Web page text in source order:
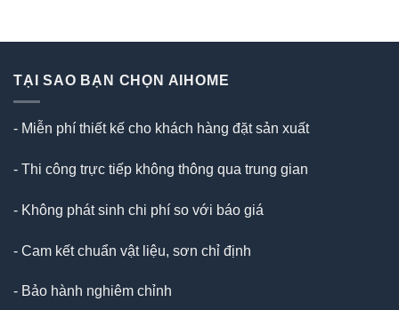
TẠI SAO BẠN CHỌN AIHOME
- Miễn phí thiết kế cho khách hàng đặt sản xuất
- Thi công trực tiếp không thông qua trung gian
- Không phát sinh chi phí so với báo giá
- Cam kết chuẩn vật liệu, sơn chỉ định
- Bảo hành nghiêm chỉnh